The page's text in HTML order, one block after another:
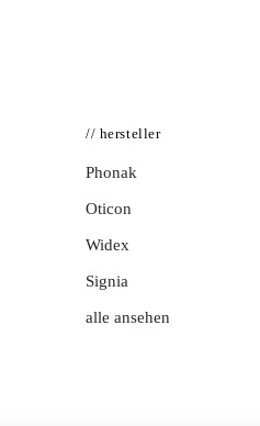
// hersteller
Phonak
Oticon
Widex
Signia
alle ansehen